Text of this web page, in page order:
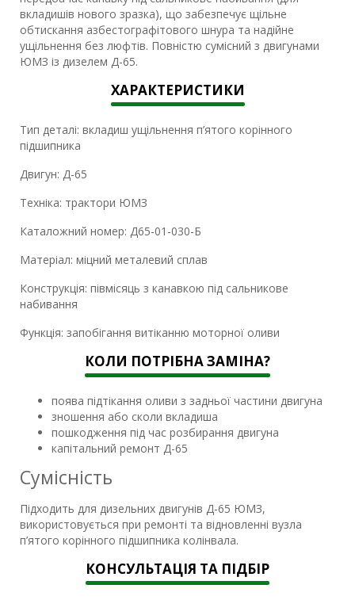
вкладишів нового зразка), що забезпечує щільне
обтискання азбестографітового шнура та надійне
ущільнення без люфтів. Повністю сумісний з двигунами
ЮМЗ із дизелем Д-65.
ХАРАКТЕРИСТИКИ
Тип деталі: вкладиш ущільнення п’ятого корінного
підшипника
Двигун: Д-65
Техніка: трактори ЮМЗ
Каталожний номер: Д65-01-030-Б
Матеріал: міцний металевий сплав
Конструкція: півмісяць з канавкою під сальникове
набивання
Функція: запобігання витіканню моторної оливи
КОЛИ ПОТРІБНА ЗАМІНА?
поява підтікання оливи з задньої частини двигуна
зношення або сколи вкладиша
пошкодження під час розбирання двигуна
капітальний ремонт Д-65
Сумісність
Підходить для дизельних двигунів Д-65 ЮМЗ,
використовується при ремонті та відновленні вузла
п’ятого корінного підшипника колінвала.
КОНСУЛЬТАЦІЯ ТА ПІДБІР